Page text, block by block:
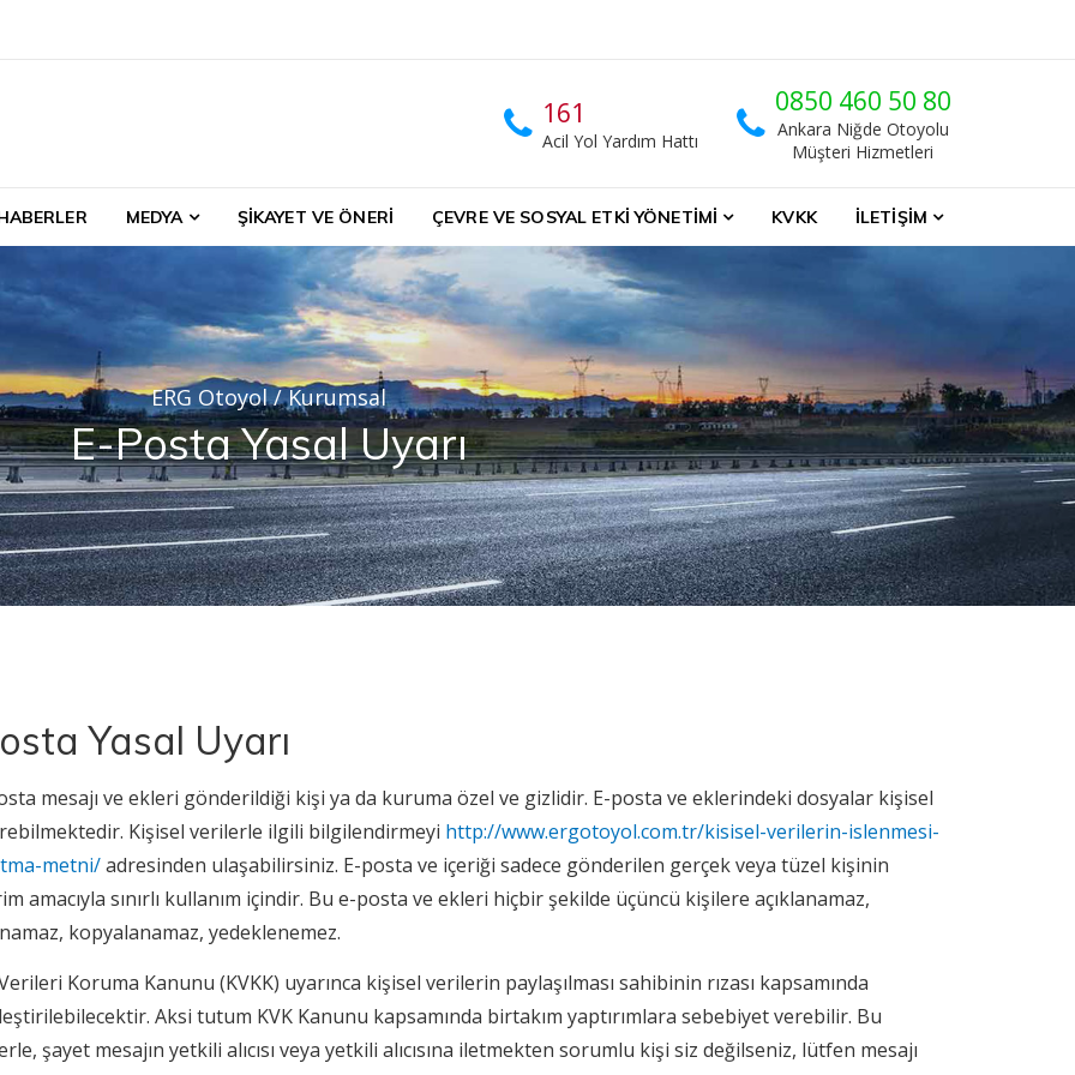
MEDYA ŞIKAYET VE ÖNERI ÇEVRE VE SOSYAL ETKI YÖNETIMI KVKK İLETIŞIM
0850 460 50 80
Ankara Niğde Otoyolu
Müşteri Hizmetleri
161
Acil Yol Yardım Hattı
E-Posta Yasal Uyarı
ERG Otoyol/Kurumsal
Yasal Uyarı
mesajı ve ekleri gönderildiği kişi ya da kuruma özel ve gizlidir. E-posta ve eklerindeki dosyalar kişisel
Kişisel verilerle ilgili bilgilendirmeyi http://www.ergotoyol.com.tr/kisisel-verilerin-islenmesi-
metni/adresinden ulaşabilirsiniz. E-posta ve içeriği sadece gönderilen gerçek veya tüzel kişinin
amacıyla sınırlı kullanım içindir. Bu e-posta ve ekleri hiçbir şekilde üçüncü kişilere açıklanamaz,
kopyalanamaz, yedeklenemez.
Koruma Kanunu (KVKK) uyarınca kişisel verilerin paylaşılması sahibinin rızası kapsamında
Aksi tutum KVK Kanunu kapsamında birtakım yaptırımlara sebebiyet verebilir. Bu
şayet mesajın yetkili alıcısı veya yetkili alıcısına iletmekten sorumlu kişi siz değilseniz, lütfen mesajı